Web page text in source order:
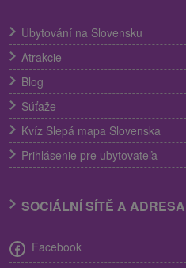
Ubytování na Slovensku
Atrakcie
Blog
Súťaže
Kvíz Slepá mapa Slovenska
Prihlásenie pre ubytovateľa
SOCIÁLNÍ SÍTĚ A ADRESA
Facebook